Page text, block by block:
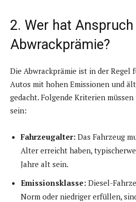
2. Wer hat
Abwrackprämie?
Die Abwrackprämie ist in der Regel
Autos mit hohen Emissionen und
gedacht. Folgende Kriterien
sein:
Fahrzeugalter: Das Fahrzeug
Alter erreicht haben,
Jahre alt sein.
Emissionsklasse: Diesel-
Norm oder niedriger erfüllen,